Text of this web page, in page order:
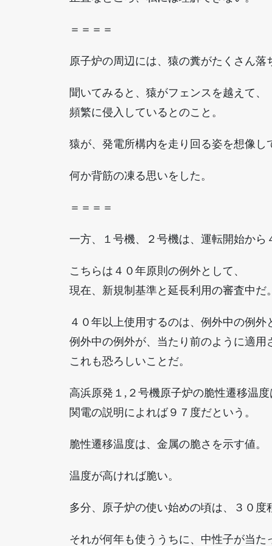
＝＝＝＝
原子炉の周辺には、猿の糞がたくさん落
聞いてみると、猿がフェンスを越えて、
頻繁に侵入しているとのこと。
猿が、発電所構内を走り回る姿を想像し
何か背筋の凍る思いをした。
＝＝＝＝
一方、１号機、２号機は、運転開始から
こちらは４０年原則の例外として、
現在、新規制基準と延長利用の審査中だ。
４０年以上使用するのは、例外中の例外
例外中の例外が、当たり前のように適用
これも恐ろしいことだ。
高浜原発１,２号機原子炉の脆性遷移温度
関電の説明によれば９７度だという。
脆性遷移温度は、金属の脆さを示す値。
温度が高ければ脆い。
多分、原子炉の使い始めの頃は、３０度
それが何年も使ううちに、中性子が当た